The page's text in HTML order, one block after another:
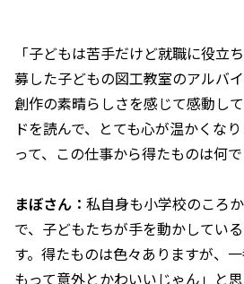
――「子どもは苦手だけど就職に役
募した子どもの図工教室のアルバ
創作の素晴らしさを感じて感動し
ドを読んで、とても心が温かくな
って、この仕事から得たものは何
まぼさん： 私自身も小学校のころ
で、子どもたちが手を動かしてい
す。得たものは色々ありますが、
もって意外とかわいいじゃん」と